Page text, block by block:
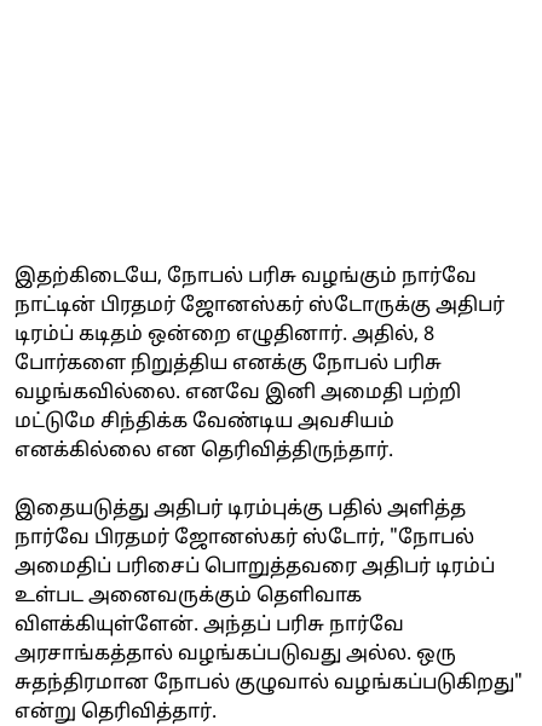
இதற்கிடையே, நோபல் பரிசு வழங்கும் நார்வே
நாட்டின் பிரதமர் ஜோனஸ்கர் ஸ்டோருக்கு அதிபர்
டிரம்ப் கடிதம் ஒன்றை எழுதினார். அதில், 8
போர்களை நிறுத்திய எனக்கு நோபல் பரிசு
வழங்கவில்லை. எனவே இனி அமைதி பற்றி
மட்டுமே சிந்திக்க வேண்டிய அவசியம்
எனக்கில்லை என தெரிவித்திருந்தார்.
இதையடுத்து அதிபர் டிரம்புக்கு பதில் அளித்த
நார்வே பிரதமர் ஜோனஸ்கர் ஸ்டோர், "நோபல்
அமைதிப் பரிசைப் பொறுத்தவரை அதிபர் டிரம்ப்
உள்பட அனைவருக்கும் தெளிவாக
விளக்கியுள்ளேன். அந்தப் பரிசு நார்வே
அரசாங்கத்தால் வழங்கப்படுவது அல்ல. ஒரு
சுதந்திரமான நோபல் குழுவால் வழங்கப்படுகிறது"
என்று தெரிவித்தார்.